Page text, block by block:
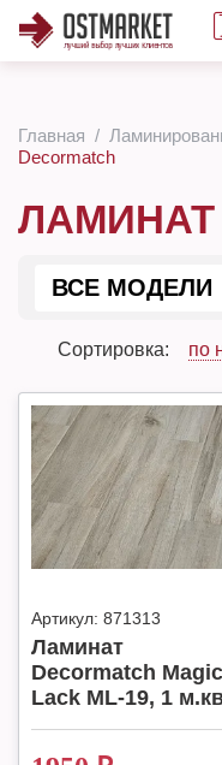
Главная
Decormatch
ЛАМИНАТ
ВСЕ МОДЕЛИ
Сортировка: по
Артикул: 871313
Ламинат
Decormatch Magic
Lack ML-19, 1